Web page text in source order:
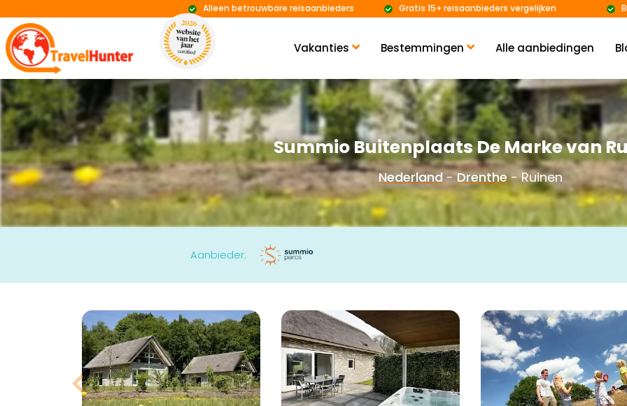
Vakanties Bestemmingen Alle aanbiedingen
Alleen betrouwbare reisaanbieders Gratis 15+ reisaanbieders vergelijken
Summio Buitenplaats De Marke van
Nederland - Drenthe- Ruinen
Aanbieder: